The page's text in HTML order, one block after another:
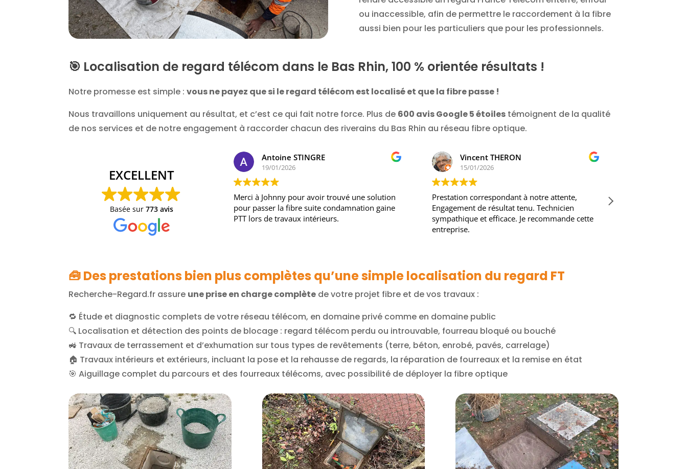
ou inaccessible, afin de permettre le raccordement à la fibre
aussi bien pour les particuliers que pour les professionnels.
🎯 Localisation de regard télécom dans le Bas Rhin, 100 % orientée résultats !
Notre promesse est simple :vous ne payez que si le regard télécom est localisé et que la fibre passe !
Nous travaillons uniquement au résultat, et c’est ce qui fait notre force. Plus de 600 avis Google 5 étoiles témoignent de la qualité
de nos services et de notre engagement à raccorder chacun des riverains du Bas Rhin au réseau fibre optique.
EXCELLENT
Basée sur 773 avis
Antoine STINGRE
19/01/2026
Merci à Johnny pour avoir trouvé une solution
pour passer la fibre suite condamnation gaine
PTT lors de travaux intérieurs.
Vincent THERON
15/01/2026
Prestation correspondant à notre attente,
Engagement de résultat tenu. Technicien
sympathique et efficace. Je recommande cette
Entreprise sérieuse qui tient
problématique d'installation
la recherche du moindre
🧰Des prestations bien plus complètes qu’une simple localisation du regard FT
Recherche-Regard.fr assure une prise en charge complète de votre projet fibre et de vos travaux :
🔁 Étude et diagnostic complets de votre réseau télécom, en domaine privé comme en domaine public
🔍 Localisation et détection des points de blocage : regard télécom perdu ou introuvable, fourreau bloqué ou bouché
🚜 Travaux de terrassement et d’exhumation sur tous types de revêtements (terre, béton, enrobé, pavés, carrelage)
🏠 Travaux intérieurs et extérieurs, incluant la pose et la rehausse de regards, la réparation de fourreaux et la remise en état
🎯 Aiguillage complet du parcours et des fourreaux télécoms, avec possibilité de déployer la fibre optique